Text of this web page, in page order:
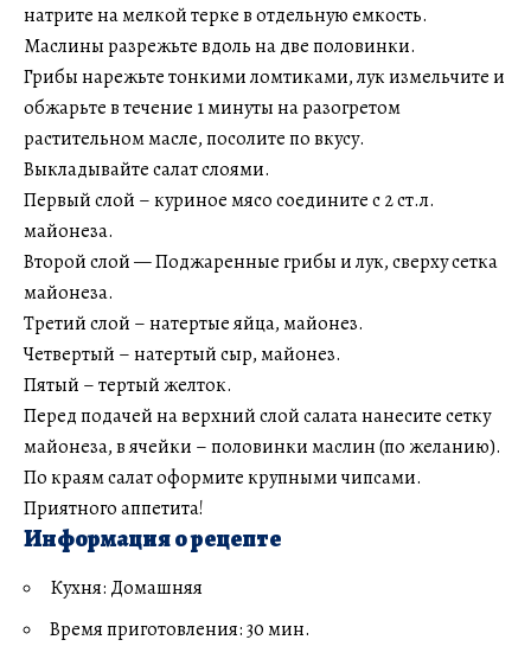
натрите на мелкой терке в отдельную емкость.
Маслины разрежьте вдоль на две половинки.
Грибы нарежьте тонкими ломтиками, лук измельчите и
обжарьте в течение 1 минуты на разогретом
растительном масле, посолите по вкусу.
Выкладывайте салат слоями.
Первый слой – куриное мясо соедините с 2 ст.л.
майонеза.
Второй слой — Поджаренные грибы и лук, сверху сетка
майонеза.
Третий слой – натертые яйца, майонез.
Четвертый – натертый сыр, майонез.
Пятый – тертый желток.
Перед подачей на верхний слой салата нанесите сетку
майонеза, в ячейки – половинки маслин (по желанию).
По краям салат оформите крупными чипсами.
Приятного аппетита!
Информация о рецепте
Кухня: Домашняя
Время приготовления: 30 мин.